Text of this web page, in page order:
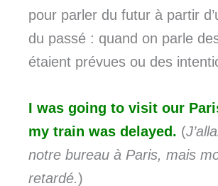
pour parler du futur à partir
du passé : quand on parle
étaient prévues ou des
I was going to visit our
my train was delayed. (
notre bureau à Paris, mais
retardé.)